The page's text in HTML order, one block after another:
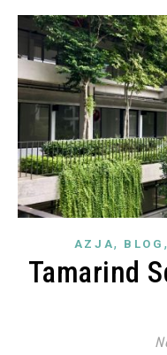
AZJA, BLOG ,
Tamarind